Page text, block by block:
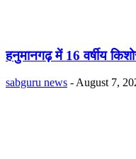
हनुमानगढ़ में 16 वर्षीय
sabguru news - August 7,